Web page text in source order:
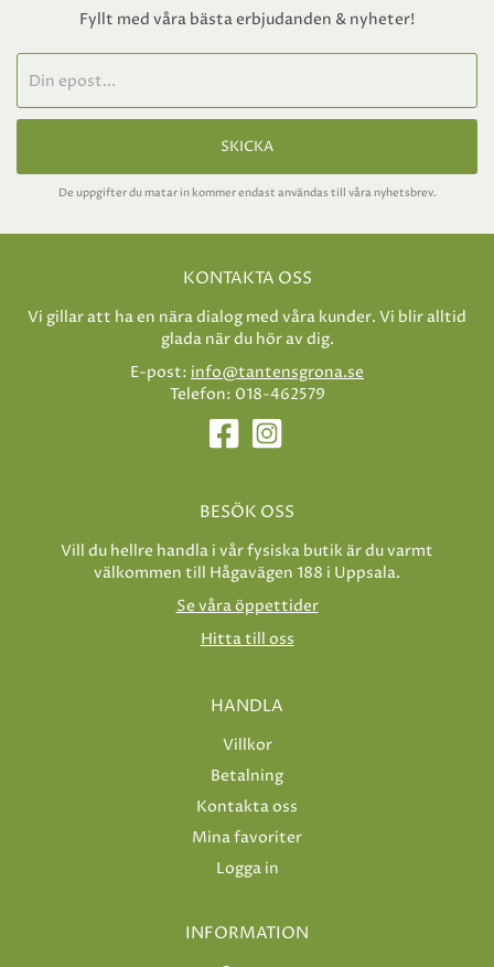
Fyllt med våra bästa erbjudanden & nyheter!
SKICKA
De uppgifter du matar in kommer endast användas till våra nyhetsbrev.
KONTAKTA OSS
Vi gillar att ha en nära dialog med våra kunder. Vi blir alltid
glada när du hör av dig.
E-post: info@tantensgrona.se
Telefon: 018-462579
BESÖK OSS
Vill du hellre handla i vår fysiska butik är du varmt
välkommen till Hågavägen 188 i Uppsala.
Se våra öppettider
Hitta till oss
HANDLA
Villkor
Betalning
Kontakta oss
Mina favoriter
Logga in
INFORMATION